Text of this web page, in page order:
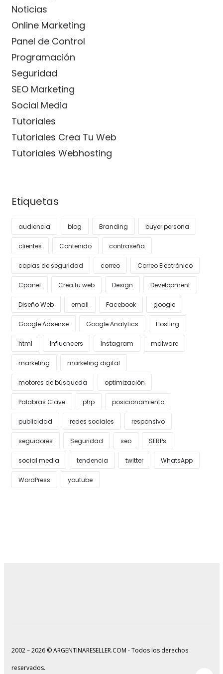
Noticias
Online Marketing
Panel de Control
Programación
Seguridad
SEO Marketing
Social Media
Tutoriales
Tutoriales Crea Tu Web
Tutoriales Webhosting
Etiquetas
audiencia blog Branding buyer persona
clientes Contenido contraseña
copias de seguridad correo Correo Electrónico
Cpanel Crea tu web Design Development
Diseño Web email Facebook google
Google Adsense Google Analytics Hosting
html Influencers Instagram malware
marketing marketing digital
motores de búsqueda optimización
Palabras Clave php posicionamiento
publicidad redes sociales responsivo
seguidores Seguridad seo SERPs
social media tendencia twitter WhatsApp
WordPress youtube
2002 – 2026 © ARGENTINARESELLER.COM - Todos los derechos
reservados.